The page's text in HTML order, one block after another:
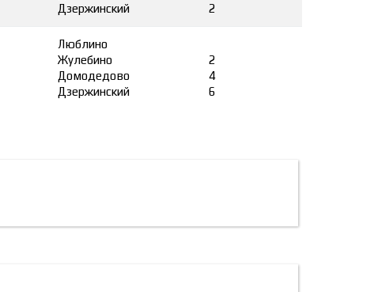
Дзержинский
2
Люблино
Жулебино
Домодедово
Дзержинский
2
4
6